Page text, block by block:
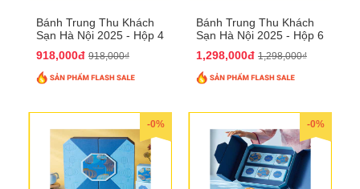
Bánh Trung Thu Khách
Sạn Hà Nội 2025 - Hộp 4
918,000đ 918,000₫
Bánh Trung Thu Khách
Sạn Hà Nội 2025 - Hộp 6
1,298,000đ 1,298,000₫
-0% -0%